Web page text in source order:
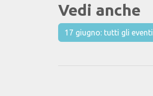
Vedi anche
17 giugno: tutti gli eventi